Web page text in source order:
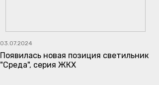
03.07.2024
Появилась новая позиция светильник
"Среда", серия ЖКХ